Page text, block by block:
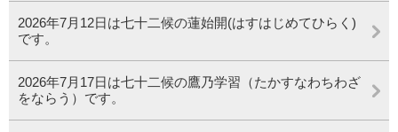
2026年7月12日は七十二候の蓮始開(はすはじめてひらく)
です。
2026年7月17日は七十二候の鷹乃学習（たかすなわちわざ
をならう）です。